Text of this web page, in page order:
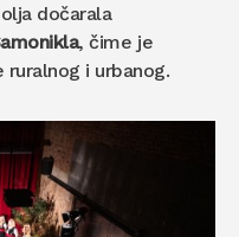
dočarala
, čime je
i urbanog.